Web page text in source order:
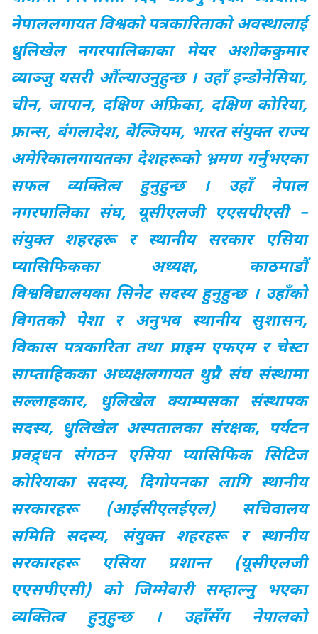
नेपाललगायत विश्वको पत्रकारिताको अवस्थालाई
धुलिखेल नगरपालिकाका मेयर अशोककुमार
व्याञ्जु यसरी औंल्याउनुहुन्छ । उहाँ इन्डोनेसिया,
चीन, जापान, दक्षिण अफ्रिका, दक्षिण कोरिया,
फ्रान्स, बंगलादेश, बेल्जियम, भारत संयुक्त राज्य
अमेरिकालगायतका देशहरूको भ्रमण गर्नुभएका
सफल व्यक्तित्व हुनुहुन्छ । उहाँ नेपाल
नगरपालिका संघ, यूसीएलजी एएसपीएसी –
संयुक्त शहरहरू र स्थानीय सरकार एसिया
प्यासिफिकका अध्यक्ष, काठमाडौं
विश्वविद्यालयका सिनेट सदस्य हुनुहुन्छ । उहाँको
विगतको पेशा र अनुभव स्थानीय सुशासन,
विकास पत्रकारिता तथा प्राइम एफएम र चेस्टा
साप्ताहिकका अध्यक्षलगायत थुप्रै संघ संस्थामा
सल्लाहकार, धुलिखेल क्याम्पसका संस्थापक
सदस्य, धुलिखेल अस्पतालका संरक्षक, पर्यटन
प्रवद्र्धन संगठन एसिया प्यासिफिक सिटिज
कोरियाका सदस्य, दिगोपनका लागि स्थानीय
सरकारहरू (आईसीएलईएल) सचिवालय
समिति सदस्य, संयुक्त शहरहरू र स्थानीय
सरकारहरू एसिया प्रशान्त (यूसीएलजी
एएसपीएसी) को जिम्मेवारी सम्हाल्नुु भएका
व्यक्तित्व हुनुहुन्छ । उहाँसँग नेपालको